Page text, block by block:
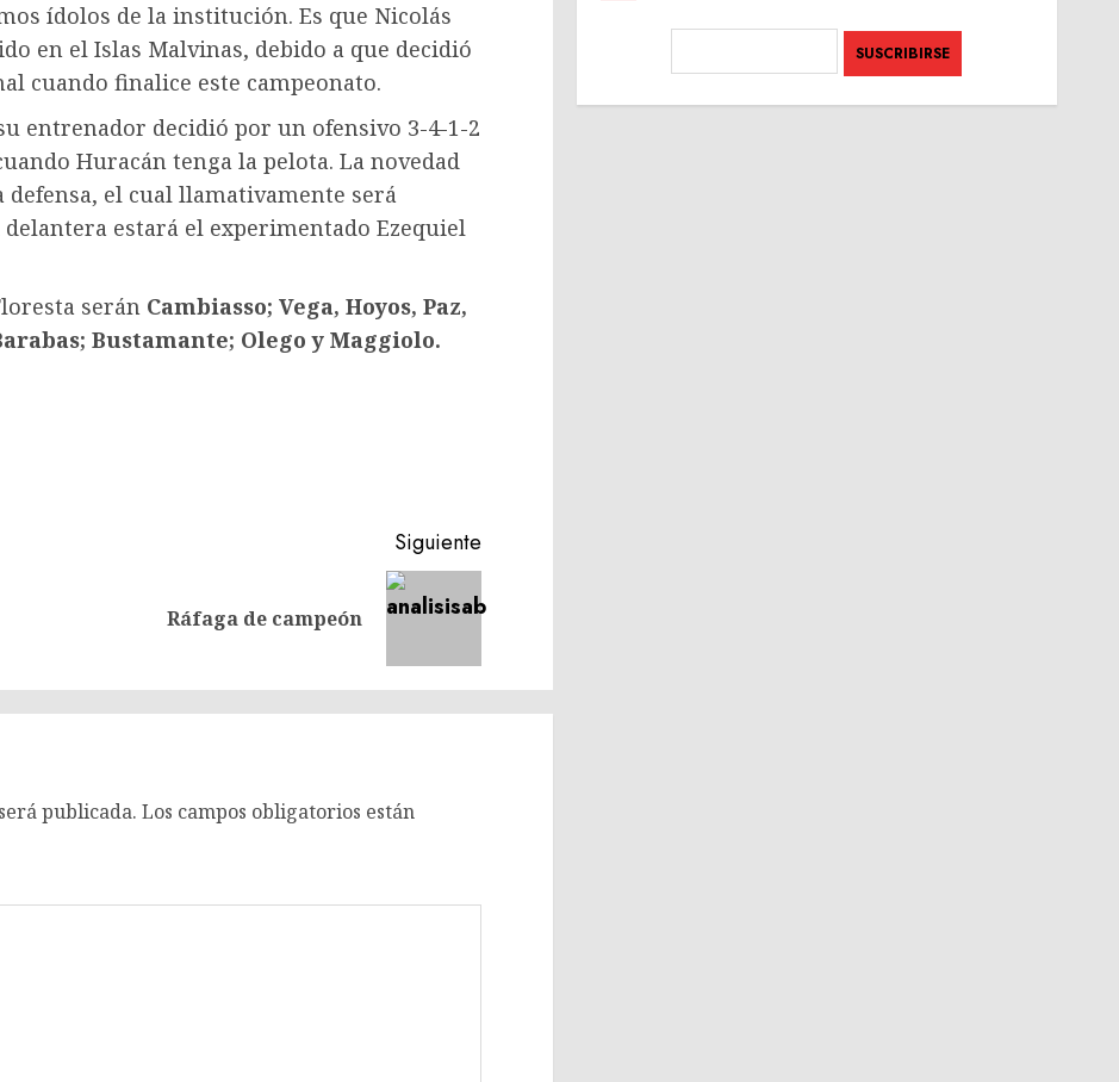
ídolos de la institución. Es que Nicolás
en el Islas Malvinas, debido a que decidió
cuando finalice este campeonato.
entrenador decidió por un ofensivo 3-4-1-2
Huracán tenga la pelota. La novedad
el cual llamativamente será
estará el experimentado Ezequiel
serán Cambiasso; Vega, Hoyos, Paz,
Bustamante; Olego y Maggiolo.
Siguiente
Ráfaga de campeón
publicada. Los campos obligatorios están